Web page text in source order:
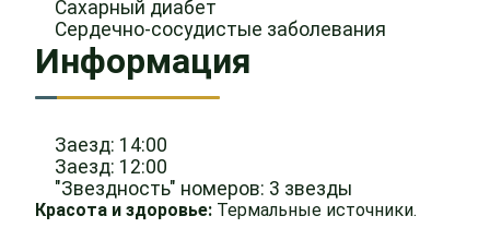
Сахарный диабет
Сердечно-сосудистые заболевания
Информация
Заезд: 14:00
Заезд: 12:00
"Звездность" номеров: 3 звезды
Красота и здоровье: Термальные источники.